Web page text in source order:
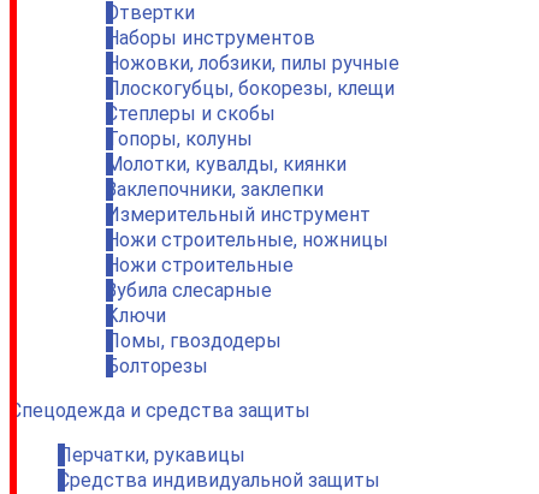
Отвертки
Наборы инструментов
Ножовки, лобзики, пилы ручные
Плоскогубцы, бокорезы, клещи
Степлеры и скобы
Топоры, колуны
Молотки, кувалды, киянки
Заклепочники, заклепки
Измерительный инструмент
Ножи строительные, ножницы
Ножи строительные
Зубила слесарные
Ключи
Ломы, гвоздодеры
Болторезы
Спецодежда и средства защиты
Перчатки, рукавицы
Средства индивидуальной защиты